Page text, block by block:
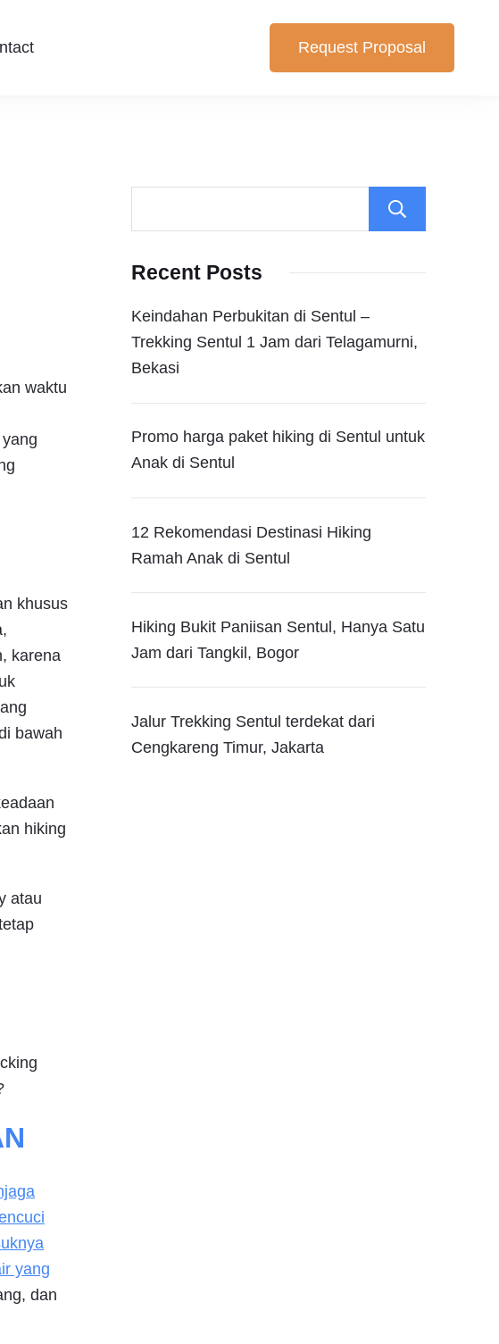
Sentul pilihan yang cocok untuk anda. Berikut Pilihan Harga Paket ,
Request Proposal
waktu
khusus
karena
bawah
hiking
atau
yang
dan
Recent Posts
Keindahan Perbukitan di Sentul –
Trekking Sentul 1 Jam dari Telagamurni,
Bekasi
Promo harga paket hiking di Sentul untuk
Anak di Sentul
12 Rekomendasi Destinasi Hiking
Ramah Anak di Sentul
Hiking Bukit Paniisan Sentul, Hanya Satu
Jam dari Tangkil, Bogor
Jalur Trekking Sentul terdekat dari
Cengkareng Timur, Jakarta